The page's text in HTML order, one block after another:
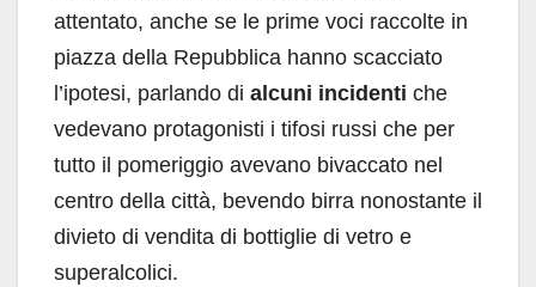
attentato, anche se le prime voci raccolte in
piazza della Repubblica hanno scacciato
l’ipotesi, parlando di alcuni incidenti che
vedevano protagonisti i tifosi russi che per
tutto il pomeriggio avevano bivaccato nel
centro della città, bevendo birra nonostante il
divieto di vendita di bottiglie di vetro e
superalcolici.